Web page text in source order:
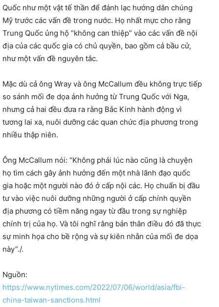
Quốc như một vật tế thần để đánh lạc hướng dân chúng
Mỹ trước các vấn đề trong nước. Họ nhất mực cho rằng
Trung Quốc ủng hộ “không can thiệp” vào các vấn đề nội
địa của các quốc gia có chủ quyền, bao gồm cả bầu cử,
như một vấn đề nguyên tắc.
Mặc dù cả ông Wray và ông McCallum đều không trực tiếp
so sánh mối đe dọa ảnh hưởng từ Trung Quốc với Nga,
nhưng cả hai đều đưa ra rằng Bắc Kinh hành động vì
tương lai xa, nuôi dưỡng các quan chức địa phương trong
nhiều thập niên.
Ông McCallum nói: “Không phải lúc nào cũng là chuyện
họ tìm cách gây ảnh hưởng đến một nhà lãnh đạo quốc
gia hoặc một người nào đó ở cấp nội các. Họ chuẩn bị đầu
tư vào việc nuôi dưỡng những người ở cấp chính quyền
địa phương có tiềm năng ngay từ đầu trong sự nghiệp
chính trị của họ. Và tôi nghĩ rằng bản thân điều đó đã thực
sự minh họa cho bề rộng và sự kiên nhẫn của mối đe dọa
này”./.
Nguồn:
https://www.nytimes.com/2022/07/06/world/asia/fbi-
china-taiwan-sanctions.html